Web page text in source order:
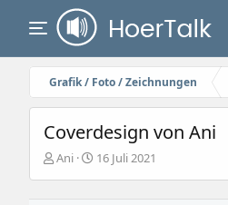
Grafik / Foto / Zeichnungen
Coverdesign von Ani
E
Ani
E16 Juli 2021